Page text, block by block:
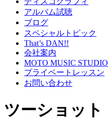
アルバム試聴
ブログ
スペシャルトピック
That’s DAN!!
会社案内
MOTO MUSIC STUDIO
プライベートレッスン
お問い合わせ
ツーショット